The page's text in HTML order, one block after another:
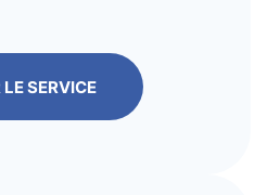
LE SERVICE